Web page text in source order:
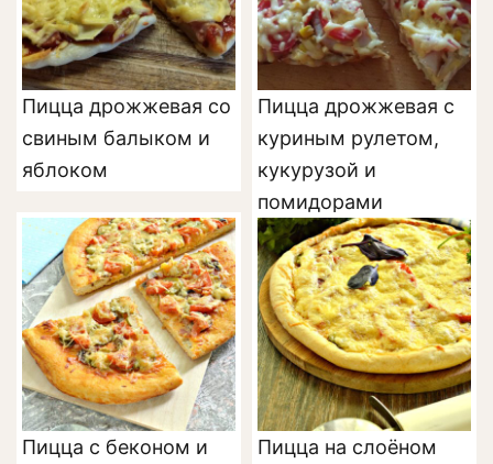
Пицца дрожжевая со
свиным балыком и
яблоком
Пицца дрожжевая с
куриным рулетом,
кукурузой и
помидорами
Пицца с беконом и
Пицца на слоёном